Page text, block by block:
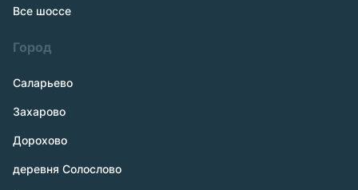
Все шоссе
Город
Саларьево
Захарово
Дорохово
деревня Солослово